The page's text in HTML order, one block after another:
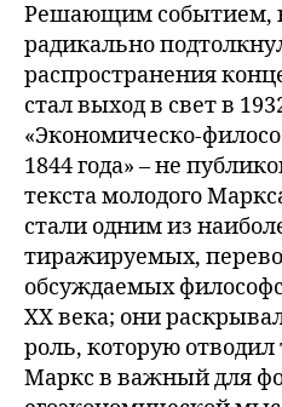
Решающим событием,
радикально
распространения
стал выход в свет в
«Экономическо-
1844 года» – не
текста молодого
стали одним из
тиражируемых,
обсуждаемых
XX века; они
роль, которую
Маркс в важный для